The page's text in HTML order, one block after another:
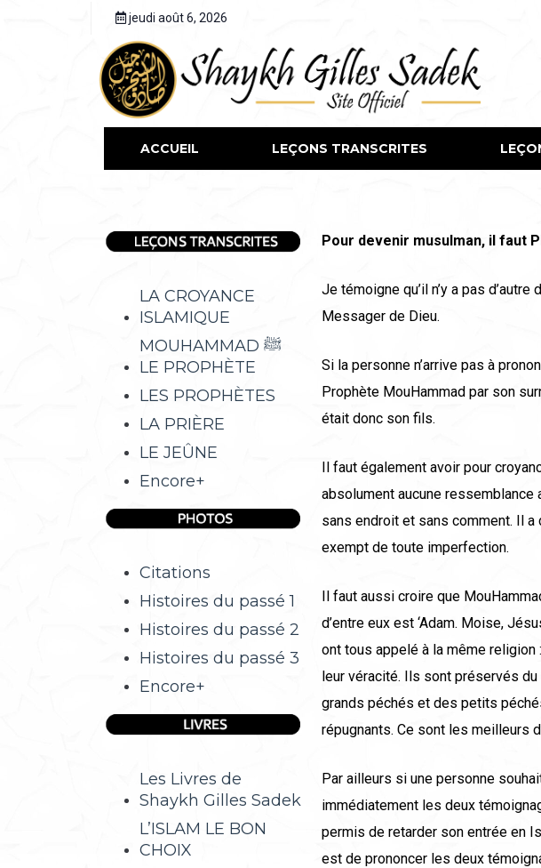
jeudi août 6, 2026
ACCUEIL LEÇONS TRANSCRITES
LA CROYANCE
ISLAMIQUE
MOUHAMMAD ﷺ
LE PROPHÈTE
LES PROPHÈTES
LA PRIÈRE
LE JEÛNE
Encore+
Citations
Histoires du passé 1
Histoires du passé 2
Histoires du passé 3
Encore+
Les Livres de
Shaykh Gilles Sadek
L’ISLAM LE BON
CHOIX
Pour devenir musulman, il faut
Je témoigne qu’il n’y a pas
Messager de Dieu.
Si la personne n’arrive pas à
Prophète MouHammad par son
était donc son fils.
Il faut également avoir pour
absolument aucune
sans endroit et sans comment. Il
exempt de toute imperfection.
Il faut aussi croire que
d’entre eux est ‘Adam. Moise,
ont tous appelé à la même
leur véracité. Ils sont préservés du
grands péchés et des petits
répugnants. Ce sont les meilleurs
Par ailleurs si une personne
immédiatement les deux
permis de retarder son entrée en
est de prononcer les deux